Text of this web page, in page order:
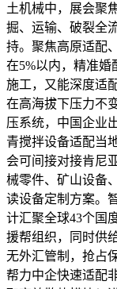
土机械中，展会聚
掘、运输、破裂全
持。聚焦高原适配
在5%以内，精准婚
施工，又能深度适
在高海拔下压力不
压系统，中国企业
青搅拌设备适配当
会可间接对接肯尼
械零件、矿山设备
读设备定制方案。
计汇聚全球43个国
援帮组织，同时供
无外汇管制，抢占
帮力中企快速适配